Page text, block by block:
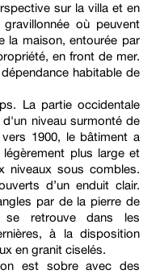
sur la villa et en
où peuvent
la maison, entourée par
en front de mer.
habitable de
La partie occidentale
niveau surmonté de
1900, le bâtiment a
légèrement plus large et
niveaux sous combles.
d’un enduit clair.
par de la pierre de
se retrouve dans les
à la disposition
en granit ciselés.
est sobre avec des